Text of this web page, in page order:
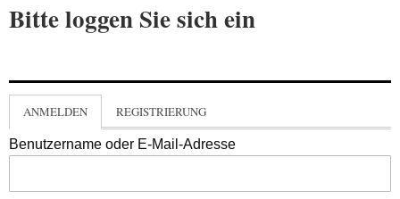
Bitte loggen Sie sich ein
ANMELDEN REGISTRIERUNG
Benutzername oder E-Mail-Adresse